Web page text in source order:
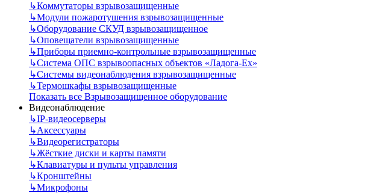
↳Коммутаторы взрывозащищенные
↳Модули пожаротушения взрывозащищенные
↳Оборудование СКУД взрывозащищенное
↳Оповещатели взрывозащищенные
↳Приборы приемно-контрольные взрывозащищенные
↳Система ОПС взрывоопасных объектов «Ладога-Ex»
↳Системы видеонаблюдения взрывозащищенные
↳Термошкафы взрывозащищенные
Показать все Взрывозащищенное оборудование
Видеонаблюдение
↳IP-видеосерверы
↳Аксессуары
↳Видеорегистраторы
↳Жёсткие диски и карты памяти
↳Клавиатуры и пульты управления
↳Кронштейны
↳Микрофоны